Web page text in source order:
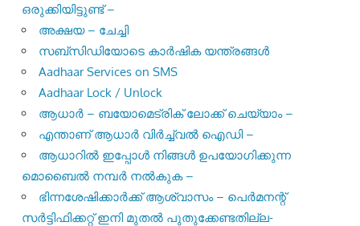
ഒരുക്കിയിട്ടുണ്ട് –
അക്ഷയ – ചേച്ചി
സബ്സിഡിയോടെ കാർഷിക യന്ത്രങ്ങൾ
Aadhaar Services on SMS
Aadhaar Lock / Unlock
ആധാർ – ബയോമെട്രിക് ലോക്ക് ചെയ്യാം –
എന്താണ് ആധാർ വിർച്ച്വൽ ഐഡി –
ആധാറിൽ ഇപ്പോൾ നിങ്ങൾ ഉപയോഗിക്കുന്ന
മൊബൈൽ നമ്പർ നൽകുക –
ഭിന്നശേഷിക്കാർക്ക് ആശ്വാസം – പെർമനന്റ്
സർട്ടിഫിക്കറ്റ് ഇനി മുതൽ പുതുക്കേണ്ടതില്ല-